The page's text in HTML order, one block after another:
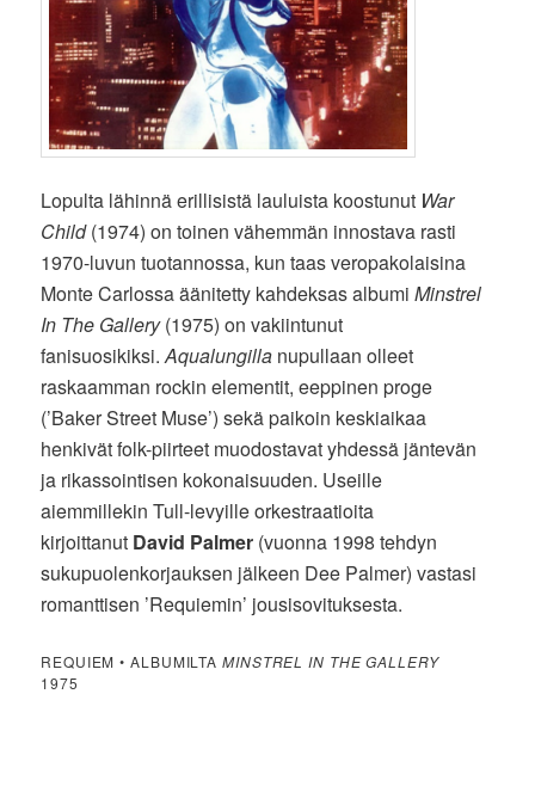
Lopulta lähinnä erillisistä lauluista koostunut War
Child(1974) on toinen vähemmän innostava rasti
1970-luvun tuotannossa, kun taas veropakolaisina
Monte Carlossa äänitetty kahdeksas albumiMinstrel
In The Gallery(1975) on vakiintunut
fanisuosikiksi.Aqualungilla nupullaan olleet
raskaamman rockin elementit, eeppinen proge
(’Baker Street Muse’) sekä paikoin keskiaikaa
henkivät folk-piirteet muodostavat yhdessä jäntevän
ja rikassointisen kokonaisuuden. Useille
aiemmillekin Tull-levyille orkestraatioita
kirjoittanut David Palmer (vuonna 1998 tehdyn
sukupuolenkorjauksen jälkeen Dee Palmer) vastasi
romanttisen ’Requiemin’ jousisovituksesta.
REQUIEM • ALBUMILTAMINSTREL IN THE GALLERY
1975